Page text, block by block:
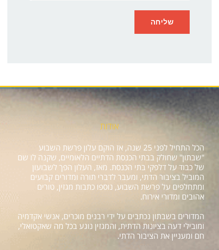
אודות
הכל התחיל לפני 25 שנה, אז הוקם עלון פרשת השבוע
"שבתון" שחולק בבתי הכנסת הדתיים הלאומיים, שקנה לו שם
של כבוד על דלפקי בתי הכנסת. מאז, העלון הפך לשבועון
המוביל בציבור הדתי, ומעבר לדברי תורה ומדורים קבועים
ומתחלפים על פרשת השבוע, נוספו כתבות מגזין, טורים
אהובים ומדורי אירוח.
המדורים בשבתון נכתבים על ידי רבנים מוכרים, אנשי אקדמיה
ומובילי דעה בציונות הדתית, והמגזין נוגע בכל מה שאקטואלי,
חם ומעניין את הציבור הדתי.